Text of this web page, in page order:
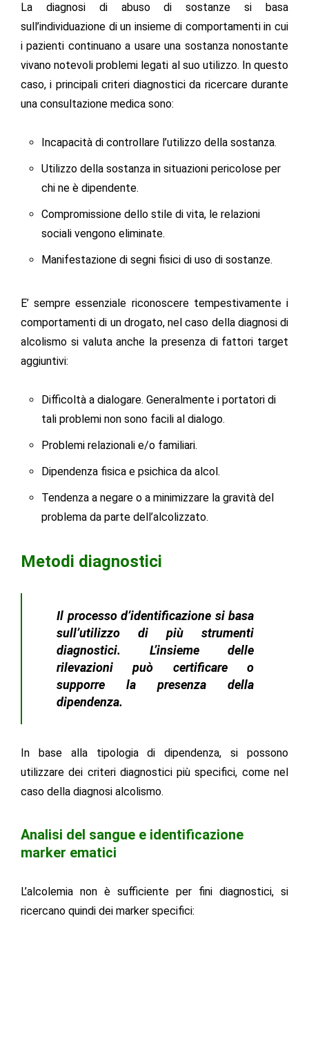
La diagnosi di abuso di sostanze si basa
sull’individuazione di un insieme di comportamenti in cui
i pazienti continuano a usare una sostanza nonostante
vivano notevoli problemi legati al suo utilizzo. In questo
caso, i principali criteri diagnostici da ricercare durante
una consultazione medica sono:
Incapacità di controllare l’utilizzo della sostanza.
Utilizzo della sostanza in situazioni pericolose per
chi ne è dipendente.
Compromissione dello stile di vita, le relazioni
sociali vengono eliminate.
Manifestazione di segni fisici di uso di sostanze.
E’ sempre essenziale riconoscere tempestivamente i
comportamenti di un drogato, nel caso della diagnosi di
alcolismo si valuta anche la presenza di fattori target
aggiuntivi:
Difficoltà a dialogare. Generalmente i portatori di
tali problemi non sono facili al dialogo.
Problemi relazionali e/o familiari.
Dipendenza fisica e psichica da alcol.
Tendenza a negare o a minimizzare la gravità del
problema da parte dell’alcolizzato.
Metodi diagnostici
Il processo d’identificazione si basa
sull’utilizzo di più strumenti
diagnostici. L’insieme delle
rilevazioni può certificare o
supporre la presenza della
dipendenza.
In base alla tipologia di dipendenza, si possono
utilizzare dei criteri diagnostici più specifici, come nel
caso della diagnosi alcolismo.
Analisi del sangue e identificazione
marker ematici
L’alcolemia non è sufficiente per fini diagnostici, si
ricercano quindi dei marker specifici: